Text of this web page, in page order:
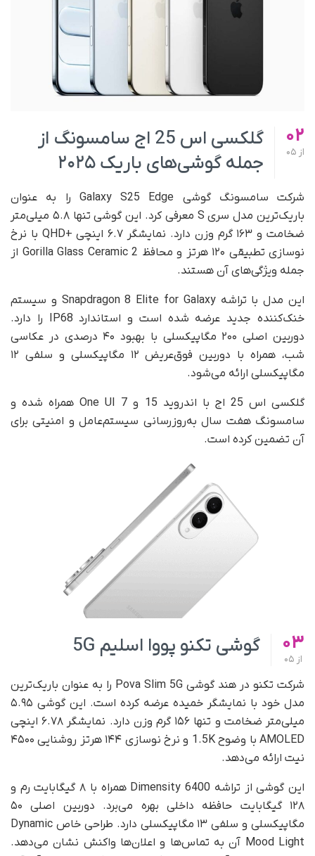
02
از
گلکسی اس 25 اج سامسونگ از
جمله گوشی‌های باریک ۲۰۲۵
شرکت سامسونگ گوشی Galaxy S25 Edge را به‌ عنوان
باریک‌ترین مدل سری S معرفی کرد. این گوشی تنها ۵.۸ میلی‌متر
ضخامت و ۱۶۳ گرم وزن دارد. نمایشگر ۶.۷ اینچی +QHD با نرخ
نوسازی تطبیقی ۱۲۰ هرتز و محافظ Gorilla Glass Ceramic 2 از
جمله ویژگی‌های آن هستند.
این مدل با تراشه Snapdragon 8 Elite for Galaxy و سیستم
خنک‌کننده جدید عرضه شده است و استاندارد IP68 را دارد.
دوربین اصلی ۲۰۰ مگاپیکسلی با بهبود ۴۰ درصدی در عکاسی
شب، همراه با دوربین فوق‌عریض ۱۲ مگاپیکسلی و سلفی ۱۲
مگاپیکسلی ارائه می‌شود.
گلکسی اس 25 اج با اندروید 15 و One UI 7 همراه شده و
سامسونگ هفت سال به‌روزرسانی سیستم‌عامل و امنیتی برای
آن تضمین کرده است.
03
از
گوشی تکنو پووا اسلیم 5G
شرکت تکنو در هند گوشی Pova Slim 5G را به‌ عنوان باریک‌ترین
مدل خود با نمایشگر خمیده عرضه کرده است. این گوشی ۵.۹۵
میلی‌متر ضخامت و تنها ۱۵۶ گرم وزن دارد. نمایشگر ۶.۷۸ اینچی
AMOLED با وضوح 1.5K و نرخ نوسازی ۱۴۴ هرتز روشنایی ۴۵۰۰
نیت ارائه می‌دهد.
این گوشی از تراشه Dimensity 6400 همراه با ۸ گیگابایت رم و
۱۲۸ گیگابایت حافظه داخلی بهره می‌برد. دوربین اصلی ۵۰
مگاپیکسلی و سلفی ۱۳ مگاپیکسلی دارد. طراحی خاص Dynamic
Mood Light آن به تماس‌ها و اعلان‌ها واکنش نشان می‌دهد.